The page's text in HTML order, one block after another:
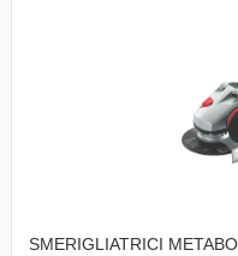
SMERIGLIATRICI